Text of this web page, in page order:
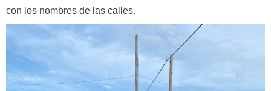
con los nombres de las calles.